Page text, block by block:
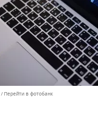
Перейти в фотобанк